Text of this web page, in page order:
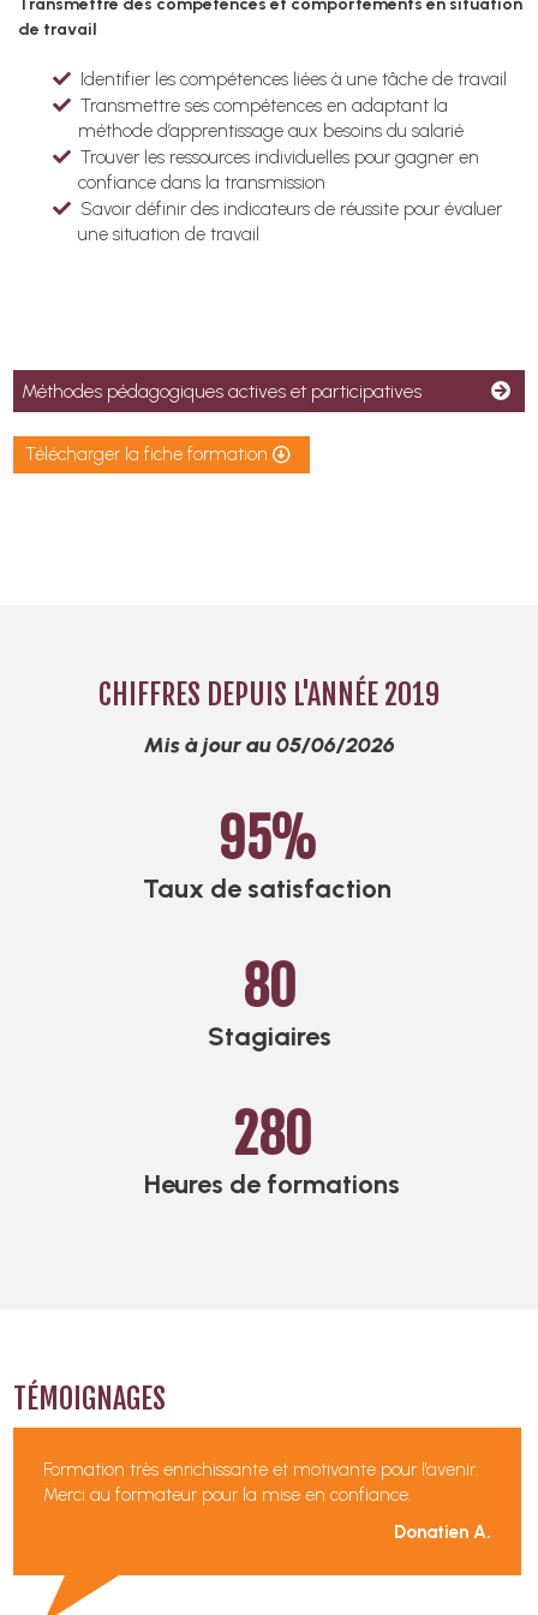
Transmettre des compétences et comportements en situation
de travail
Identifier les compétences liées à une tâche de travail
Transmettre ses compétences en adaptant la
méthode d’apprentissage aux besoins du salarié
Trouver les ressources individuelles pour gagner en
confiance dans la transmission
Savoir définir des indicateurs de réussite pour évaluer
une situation de travail
Méthodes pédagogiques actives et participatives
Télécharger la fiche formation
CHIFFRES DEPUIS L'ANNÉE 2019
Mis à jour au 05/06/2026
95%
Taux de satisfaction
80
Stagiaires
280
Heures de formations
TÉMOIGNAGES
Formation très enrichissante et motivante pour l'avenir.
Merci au formateur pour la mise en confiance.
Donatien A.